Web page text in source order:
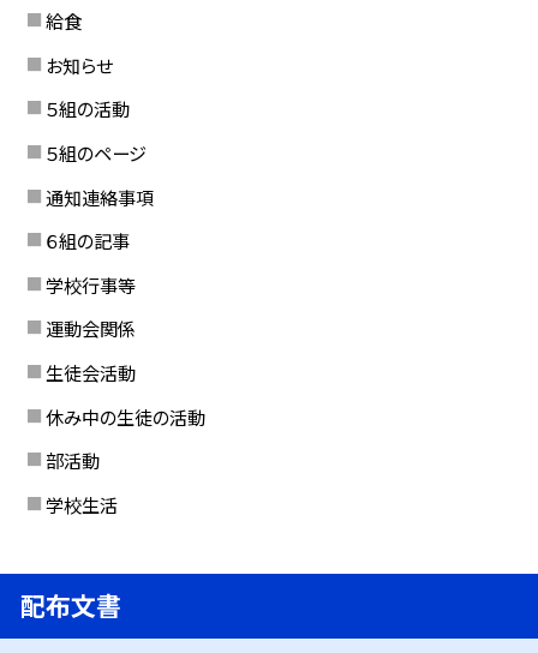
給食
お知らせ
５組の活動
５組のページ
通知連絡事項
６組の記事
学校行事等
運動会関係
生徒会活動
休み中の生徒の活動
部活動
学校生活
配布文書